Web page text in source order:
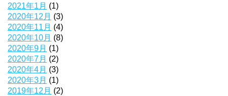
2021年1月 (1)
2020年12月 (3)
2020年11月 (4)
2020年10月 (8)
2020年9月 (1)
2020年7月 (2)
2020年4月 (3)
2020年3月 (1)
2019年12月 (2)